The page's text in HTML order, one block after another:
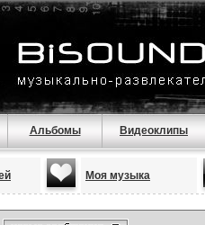
Альбомы Видеоклипы
Моя музыка